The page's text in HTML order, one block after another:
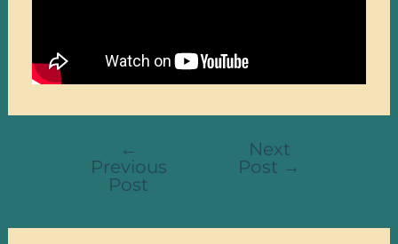
←
Previous
Post
Next
Post →